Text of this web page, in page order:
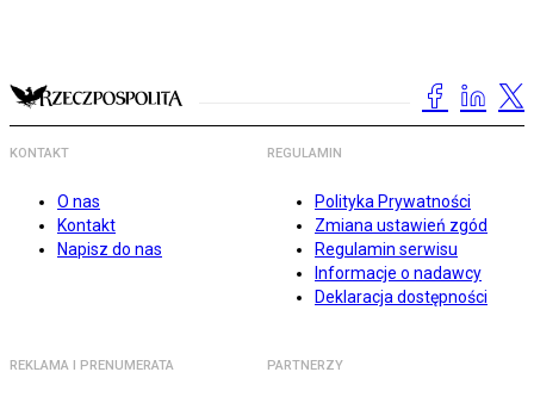
KONTAKT
O nas
Kontakt
Napisz do nas
REGULAMIN
Polityka Prywatności
Zmiana ustawień zgód
Regulamin serwisu
Informacje o nadawcy
Deklaracja dostępności
REKLAMA I PRENUMERATA PARTNERZY